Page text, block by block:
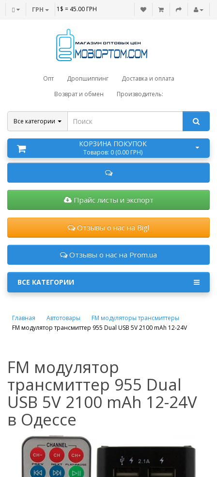
ГРН 1$ = 45.00 ГРН
Опт Дропшиппинг
Доставка и оплата
Возврат и обмен
Производитель:
Все категории
КОРЗИНА ПОКУПОК
Товаров: 0 (0.00 ГРН)
Прайс листы и экспорт
Отзывы о нас на Bigl
Отзывы о нас на Prom.ua
ВСЕ КАТЕГОРИИ
Главная Автотовары
FM модуляторы трансмиттеры
FM модулятор трансмиттер 955 Dual USB 5V 2100 mAh 12-24V
FM модулятор
трансмиттер 955 Dual
USB 5V 2100 mAh 12-24V
в Одессе